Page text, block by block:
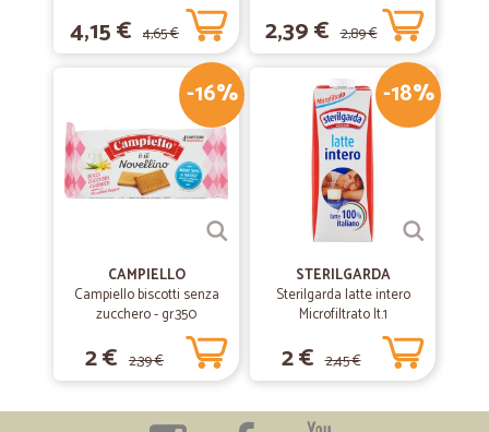
4,15 € 4,65 € 2,39 € 2,89 €
-16%
CAMPIELLO
Campiello biscotti senza
zucchero - gr.350
2 € 2,39 €
-18%
STERILGARDA
Sterilgarda latte intero
Microfiltrato lt.1
2 € 2,45 €